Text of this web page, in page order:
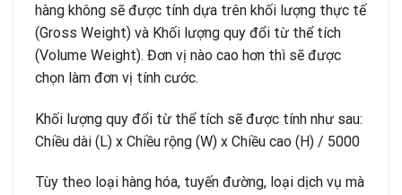
hàng không sẽ được tính dựa trên khối lượng thực tế
(Gross Weight) và Khối lượng quy đổi từ thể tích
(Volume Weight). Đơn vị nào cao hơn thì sẽ được
chọn làm đơn vị tính cước.
Khối lượng quy đổi từ thể tích sẽ được tính như sau:
Chiều dài (L) x Chiều rộng (W) x Chiều cao (H) / 5000
Tùy theo loại hàng hóa, tuyến đường, loại dịch vụ mà